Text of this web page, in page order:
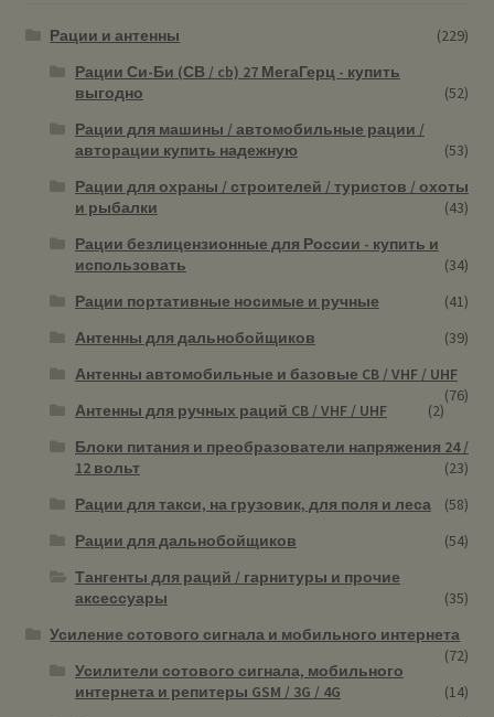
Рации и антенны
(229)
Рации Си-Би (СВ / cb) 27 МегаГерц - купить
выгодно
(52)
Рации для машины / автомобильные рации /
авторации купить надежную
(53)
Рации для охраны / строителей / туристов / охоты
и рыбалки
(43)
Рации безлицензионные для России - купить и
использовать
(34)
Рации портативные носимые и ручные
(41)
Антенны для дальнобойщиков
(39)
Антенны автомобильные и базовые CB / VHF / UHF
(76)
Антенны для ручных раций CB / VHF / UHF
(2)
Блоки питания и преобразователи напряжения 24 /
12 вольт
(23)
Рации для такси, на грузовик, для поля и леса
(58)
Рации для дальнобойщиков
(54)
Тангенты для раций / гарнитуры и прочие
аксессуары
(35)
Усиление сотового сигнала и мобильного интернета
(72)
Усилители сотового сигнала, мобильного
интернета и репитеры GSM / 3G / 4G
(14)